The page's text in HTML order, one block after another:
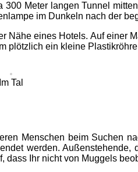
Meter langen Tunnel
im Dunkeln nach der
Nähe eines Hotels. Auf einer
plötzlich ein kleine
Im Tal
Menschen beim Suchen
werden.
dass Ihr nicht von Muggels